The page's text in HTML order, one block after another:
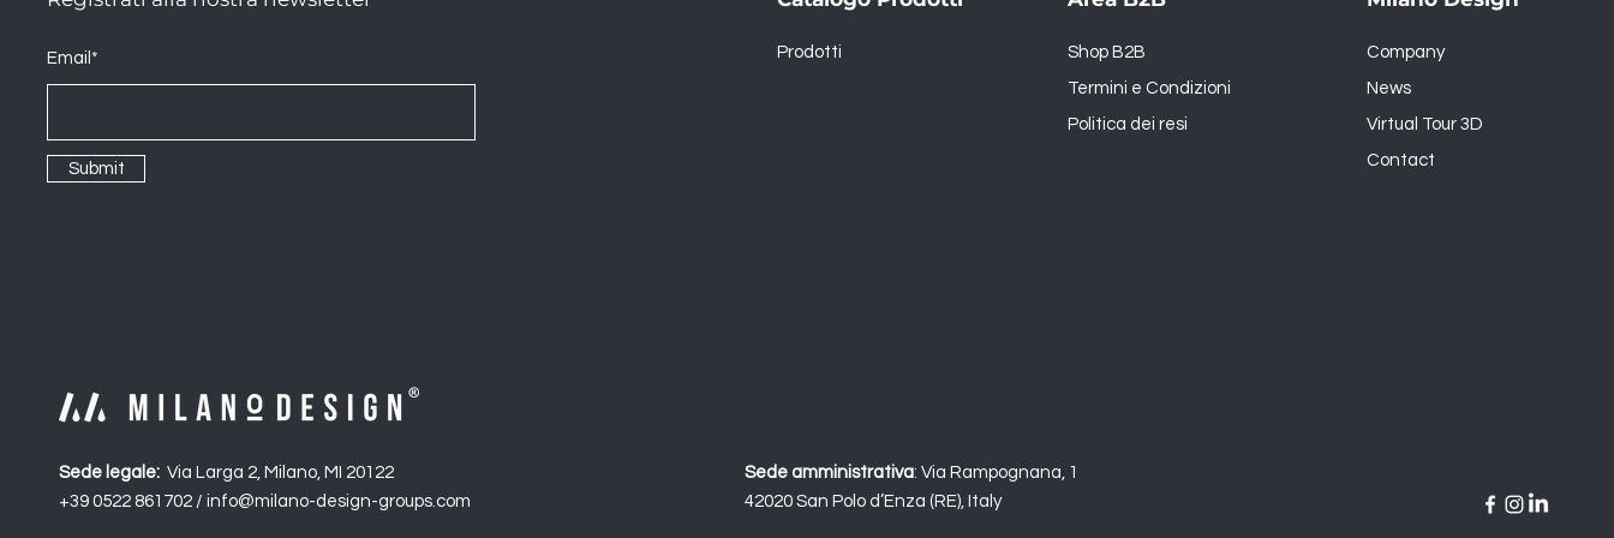
Email*
Submit
Prodotti
Shop B2B
Termini e Condizioni
Politica dei resi
Company
News
Virtual Tour 3D
Contact
Sede legale: Via Larga 2, Milano, MI 20122
+39 0522 861702 / info@milano-design-groups.com
Sede amministrativa: Via Rampognana, 1
42020 San Polo d’Enza (RE), Italy